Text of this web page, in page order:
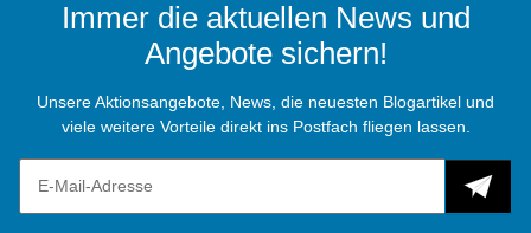
Immer die aktuellen News und
Angebote sichern!
Unsere Aktionsangebote, News, die neuesten Blogartikel und
viele weitere Vorteile direkt ins Postfach fliegen lassen.